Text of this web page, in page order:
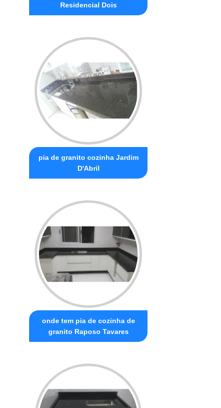
Residencial Dois
pia de granito cozinha Jardim
D'Abril
onde tem pia de cozinha de
granito Raposo Tavares